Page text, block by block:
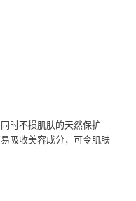
时不损肌肤的天然保护
吸收美容成分，可令肌肤